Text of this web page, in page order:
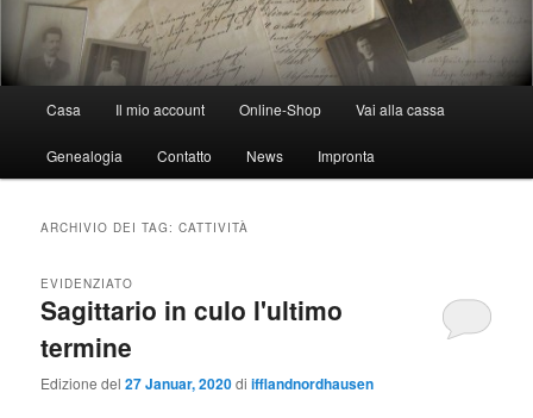
Casa Il mio account Online-Shop Vai alla cassa
Genealogia Contatto News Impronta
ARCHIVIO DEI TAG:CATTIVITÀ
Sagittario in culo l'ultimo
termine
EVIDENZIATO
Edizione del27 Januar, 2020diifflandnordhausen